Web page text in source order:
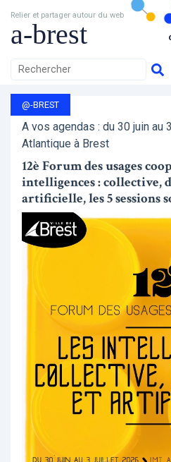
Relier et partager autour du web
a-brest
@-BREST
A vos agendas : du 30 juin au
Atlantique à Brest
12è Forum des usages
intelligences : collective,
artificielle, les 5 sessions